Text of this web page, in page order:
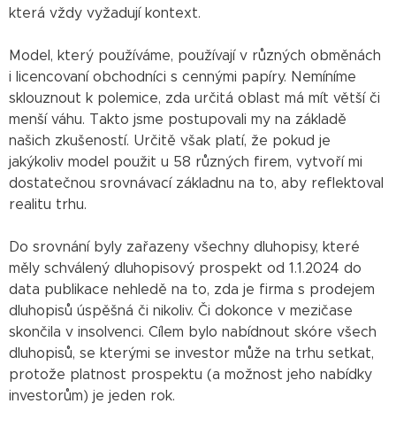
která vždy vyžadují kontext.
Model, který používáme, používají v různých obměnách
i licencovaní obchodníci s cennými papíry. Nemíníme
sklouznout k polemice, zda určitá oblast má mít větší či
menší váhu. Takto jsme postupovali my na základě
našich zkušeností. Určitě však platí, že pokud je
jakýkoliv model použit u 58 různých firem, vytvoří mi
dostatečnou srovnávací základnu na to, aby reflektoval
realitu trhu.
Do srovnání byly zařazeny všechny dluhopisy, které
měly schválený dluhopisový prospekt od 1.1.2024 do
data publikace nehledě na to, zda je firma s prodejem
dluhopisů úspěšná či nikoliv. Či dokonce v mezičase
skončila v insolvenci. Cílem bylo nabídnout skóre všech
dluhopisů, se kterými se investor může na trhu setkat,
protože platnost prospektu (a možnost jeho nabídky
investorům) je jeden rok.